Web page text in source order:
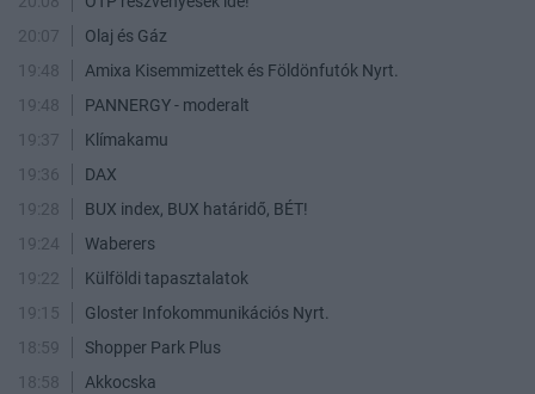
20:07
Olaj és Gáz
19:48
Amixa Kisemmizettek és Földönfutók Nyrt.
19:48
PANNERGY - moderalt
19:37
Klímakamu
19:36
DAX
19:28
BUX index, BUX határidő, BÉT!
19:24
Waberers
19:22
Külföldi tapasztalatok
19:15
Gloster Infokommunikációs Nyrt.
18:59
Shopper Park Plus
18:58
Akkocska